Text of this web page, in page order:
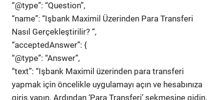
“@type”: “Question”,
“name”: “Işbank Maximil Üzerinden Para Transferi
Nasıl Gerçekleştirilir? “,
“acceptedAnswer”: {
“@type”: “Answer”,
“text”: “Işbank Maximil üzerinden para transferi
yapmak için öncelikle uygulamayı açın ve hesabınıza
giriş yapın. Ardından ‘Para Transferi’ sekmesine gidin,